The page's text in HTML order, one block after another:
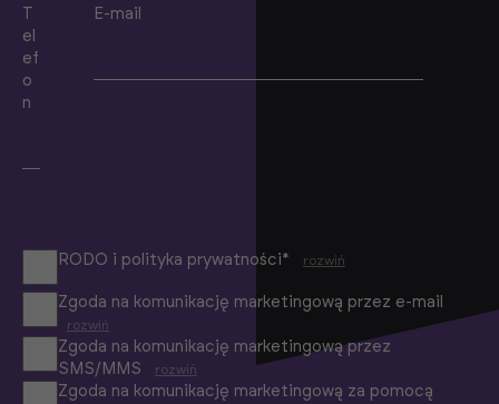
el
ef
o
n
E-mail
RODO i polityka prywatności* rozwiń
Zgoda na komunikację marketingową przez e-mail
rozwiń
Zgoda na komunikację marketingową przez
SMS/MMS
rozwiń
Zgoda na komunikację marketingową za pomocą